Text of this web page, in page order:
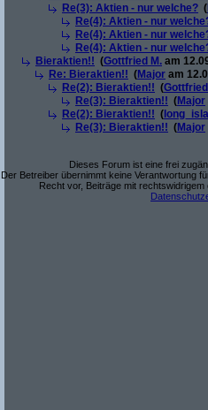
Re(3): Aktien - nur welche? (
Re(4): Aktien - nur
Re(4): Aktien - nur
Re(4): Aktien - nur
Bieraktien!! (Gottfried M. am
Re: Bieraktien!! (Major am
Re(2): Bieraktien!! (
Re(3): Bieraktien!! (Major
Re(2): Bieraktien!! (
Re(3): Bieraktien!! (Major
Dieses Forum ist eine frei
Der Betreiber übernimmt keine Verantwortung
Recht vor, Beiträge mit